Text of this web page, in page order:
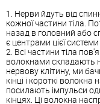
1. Нерви йдуть від
кожної частини тіла.
назад в головний або
є центрами цієї системи
2. Всі частини тіла
волокнами складають
нервову клітину, ми
кінці і короткі волокна
посилають імпульси
кінцях. Ці волокна